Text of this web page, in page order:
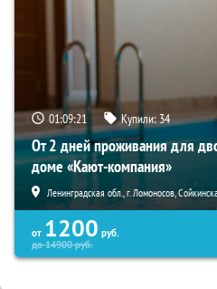
01:09:19 Купили:34
От 2 дней проживания для
доме «Кают-компания»
Ленинградская обл., г. Ломоносов,
от 1200 руб.
до14900руб.